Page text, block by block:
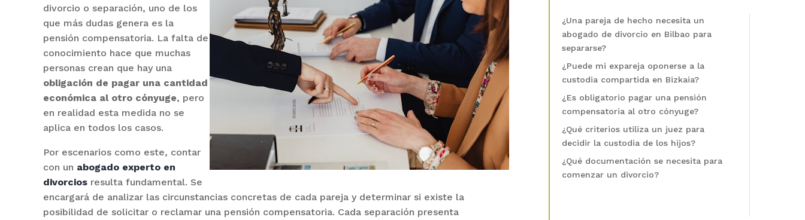
divorcio o separación, uno de los
que más dudas genera es la
pensión compensatoria. La falta de
conocimiento hace que muchas
personas crean que hay una
obligación de pagar una cantidad
económica al otro cónyuge, pero
en realidad esta medida no se
aplica en todos los casos.
Por escenarios como este, contar
con un abogado experto en
divorcios resulta fundamental. Se
encargará de analizar las circunstancias concretas de cada pareja y determinar si existe la
posibilidad de solicitar o reclamar una pensión compensatoria. Cada separación presenta
¿Una pareja de hecho necesita un
abogado de divorcio en Bilbao para
separarse?
¿Puede mi expareja oponerse a la
custodia compartida en Bizkaia?
¿Es obligatorio pagar una pensión
compensatoria al otro cónyuge?
¿Qué criterios utiliza un juez para
decidir la custodia de los hijos?
¿Qué documentación se necesita para
comenzar un divorcio?